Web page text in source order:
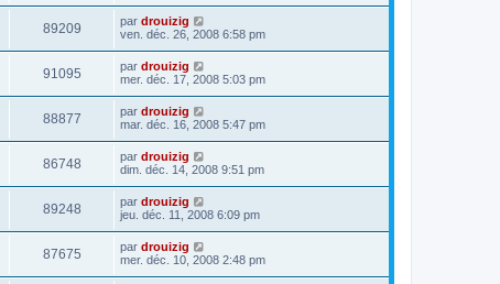
89209 par drouizig
ven. déc. 26, 2008 6:58 pm
91095 par drouizig
mer. déc. 17, 2008 5:03 pm
88877 par drouizig
mar. déc. 16, 2008 5:47 pm
86748 par drouizig
dim. déc. 14, 2008 9:51 pm
89248 par drouizig
jeu. déc. 11, 2008 6:09 pm
87675 par drouizig
mer. déc. 10, 2008 2:48 pm